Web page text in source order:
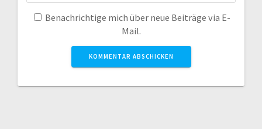
Benachrichtige mich über neue Beiträge via E-
Mail.